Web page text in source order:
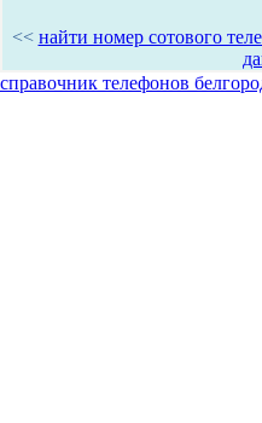
<< найти номер сотового
справочник телефонов